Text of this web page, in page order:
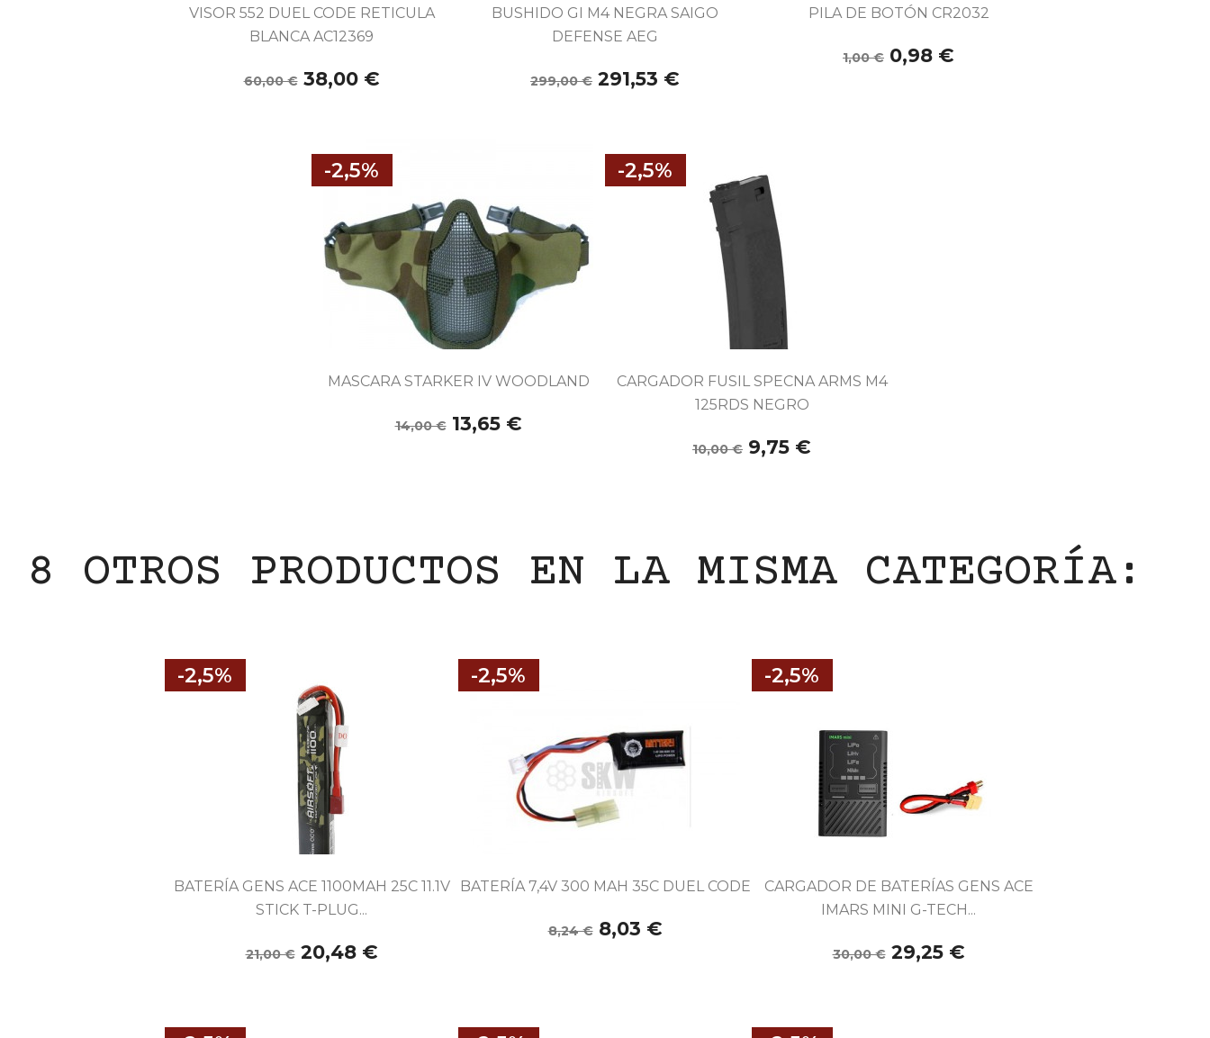
VISOR 552 DUEL CODE RETICULA
BLANCA AC12369
60,00 € 38,00 €
BUSHIDO GI M4 NEGRA SAIGO
DEFENSE AEG
299,00 € 291,53 €
PILA DE BOTÓN CR2032
1,00 € 0,98 €
MASCARA STARKER IV WOODLAND
14,00 € 13,65 €
-2,5%
CARGADOR FUSIL SPECNA ARMS M4
125RDS NEGRO
10,00 € 9,75 €
-2,5%
8 OTROS PRODUCTOS EN LA MISMA CATEGORÍA:
BATERÍA GENS ACE 1100MAH 25C 11.1V
STICK T-PLUG...
21,00 € 20,48 €
-2,5%
BATERÍA 7,4V 300 MAH 35C DUEL CODE
8,24 € 8,03 €
-2,5%
CARGADOR DE BATERÍAS GENS ACE
IMARS MINI G-TECH...
30,00 € 29,25 €
-2,5%